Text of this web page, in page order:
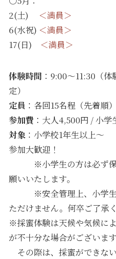
2(土) ＜満員＞
6(水祝) ＜満員＞
17(日) ＜満員＞
体験時間 ：9:00〜11:30（
定）
定員 ：各回15名程（先着順）
参加費 ：大人4,500円 / 小
対象：小学校1年生以上〜
参加大歓迎！
※小学生の方は必ず保
願いいたします。
※安全管理上、小学生
ただけません。何卒ご了承
※採蜜体験は天候や気候に
が不十分な場合がございます
その際は、採蜜ができな